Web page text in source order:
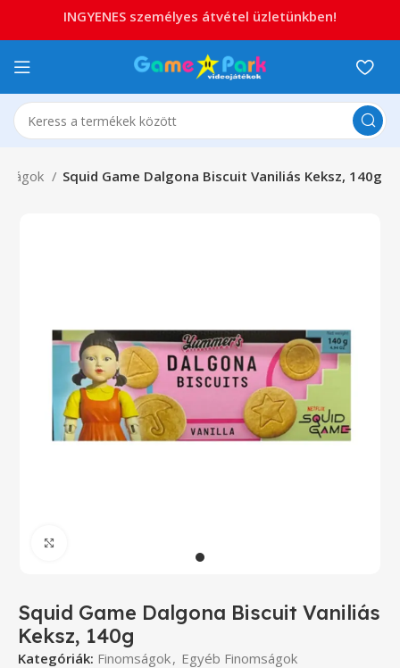
Squid Game Dalgona Biscuit Vaniliás Keksz, 140g
Squid Game Dalgona Biscuit Vaniliás
Keksz, 140g
Kategóriák: Finomságok, Egyéb Finomságok
INGYENES személyes átvétel üzletünkben!